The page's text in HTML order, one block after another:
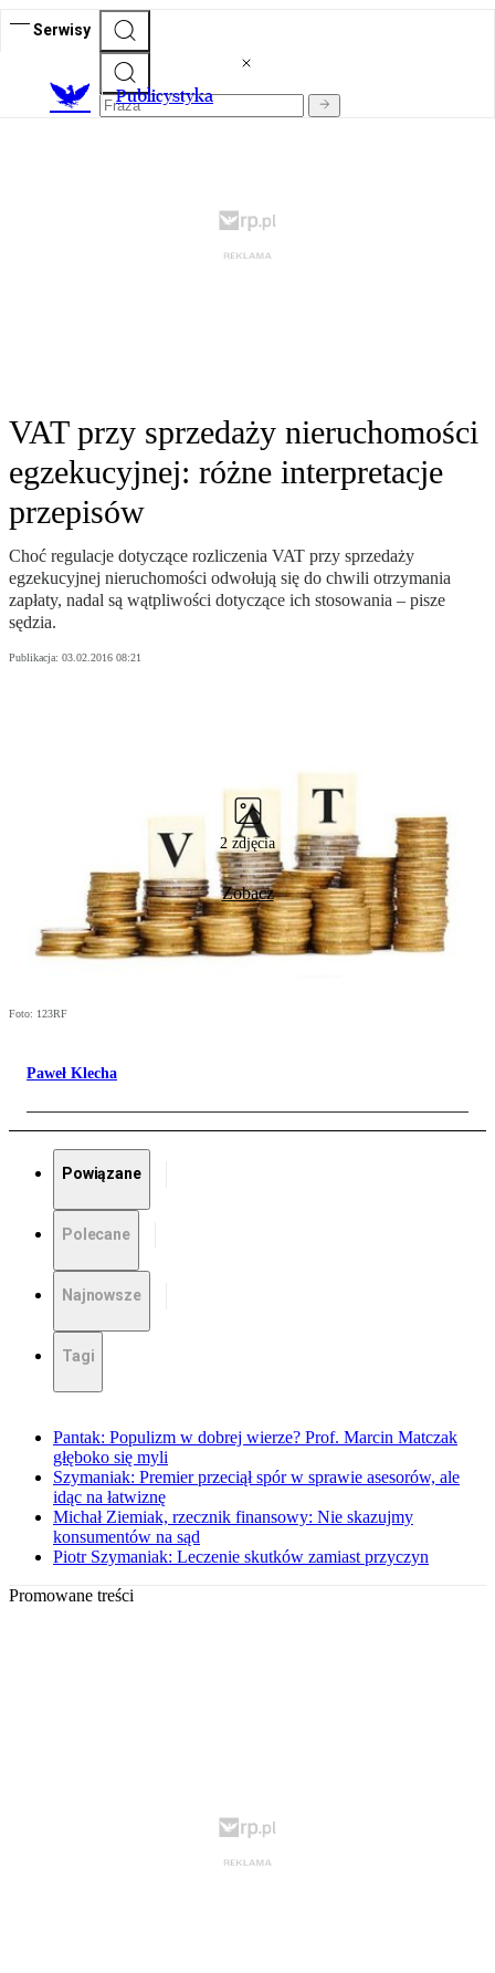
Serwisy
Publicystyka
VAT przy sprzedaży nieruchomości
egzekucyjnej: różne interpretacje
przepisów
Choć regulacje dotyczące rozliczenia VAT przy sprzedaży
egzekucyjnej nieruchomości odwołują się do chwili otrzymania
zapłaty, nadal są wątpliwości dotyczące ich stosowania – pisze
sędzia.
Publikacja: 03.02.2016 08:21
2 zdjęcia
Zobacz
Foto: 123RF
Paweł Klecha
Powiązane
Polecane
Najnowsze
Tagi
Pantak: Populizm w dobrej wierze? Prof. Marcin Matczak
głęboko się myli
Szymaniak: Premier przeciął spór w sprawie asesorów, ale
idąc na łatwiznę
Michał Ziemiak, rzecznik finansowy: Nie skazujmy
konsumentów na sąd
Piotr Szymaniak: Leczenie skutków zamiast przyczyn
Promowane treści